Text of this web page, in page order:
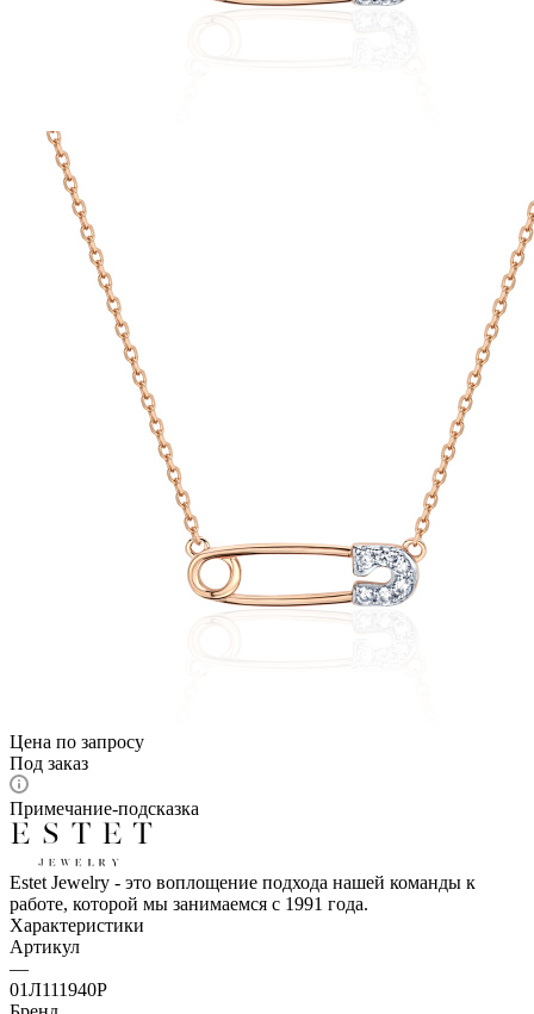
Цена по запросу
Под заказ
Примечание-подсказка
Estet Jewelry - это воплощение подхода нашей команды к
работе, которой мы занимаемся с 1991 года.
Характеристики
Артикул
—
01Л111940Р